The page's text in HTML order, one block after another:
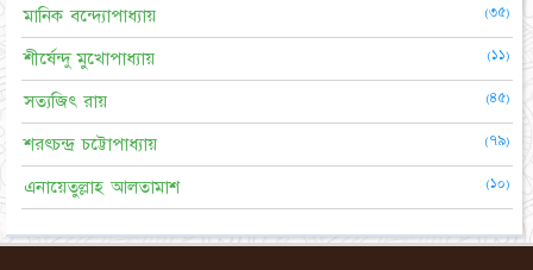
মানিক বন্দ্যোপাধ্যায় (৩৫)
শীর্ষেন্দু মুখোপাধ্যায় (১১)
সত্যজিৎ রায় (৪৫)
শরৎচন্দ্র চট্টোপাধ্যায় (৭৯)
এনায়েতুল্লাহ আলতামাশ (১০)